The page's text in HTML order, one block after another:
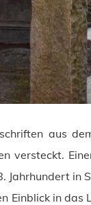
aus
versteckt.
Jahrhundert in
Einblick in